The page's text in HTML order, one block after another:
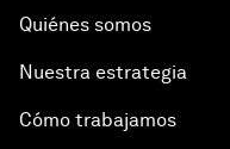
Quiénes somos
Nuestra estrategia
Cómo trabajamos